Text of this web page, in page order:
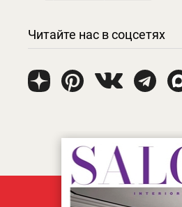
Читайте нас в соцсетях